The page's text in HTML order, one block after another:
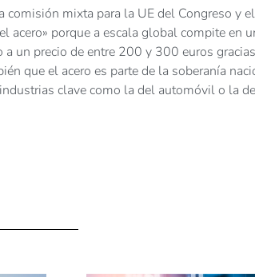
comisión mixta para la UE del Congreso y
acero» porque a escala global compite en
a un precio de entre 200 y 300 euros
que el acero es parte de la soberanía
clave como la del automóvil o la